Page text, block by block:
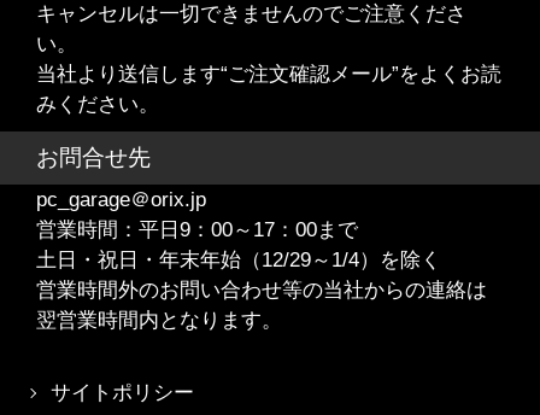
キャンセルは一切できませんのでご注意くださ
い。
当社より送信します“ご注文確認メール”をよくお読
みください。
お問合せ先
pc_garage＠orix.jp
営業時間：平日9：00～17：00まで
土日・祝日・年末年始（12/29～1/4）を除く
営業時間外のお問い合わせ等の当社からの連絡は
翌営業時間内となります。
サイトポリシー